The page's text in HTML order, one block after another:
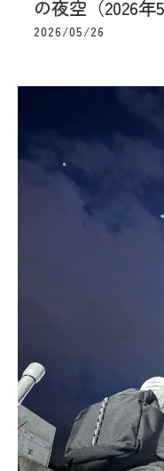
の夜空（2026年5
2026/05/26